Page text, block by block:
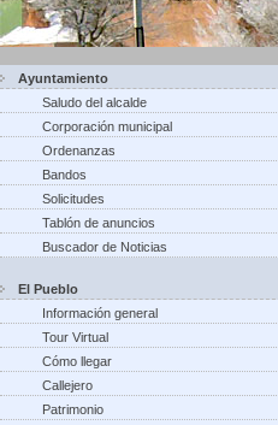
Ayuntamiento
Saludo del alcalde
Corporación municipal
Ordenanzas
Bandos
Solicitudes
Tablón de anuncios
Buscador de Noticias
El Pueblo
Información general
Tour Virtual
Cómo llegar
Callejero
Patrimonio